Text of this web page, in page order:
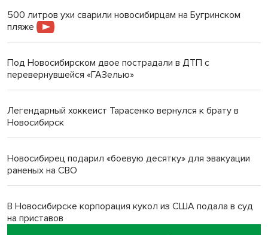
500 литров ухи сварили новосибирцам на Бугринском
пляже
Под Новосибирском двое пострадали в ДТП с
перевернувшейся «ГАЗелью»
Легендарный хоккеист Тарасенко вернулся к брату в
Новосибирск
Новосибирец подарил «боевую десятку» для эвакуации
раненых на СВО
В Новосибирске корпорация кукол из США подала в суд
на приставов